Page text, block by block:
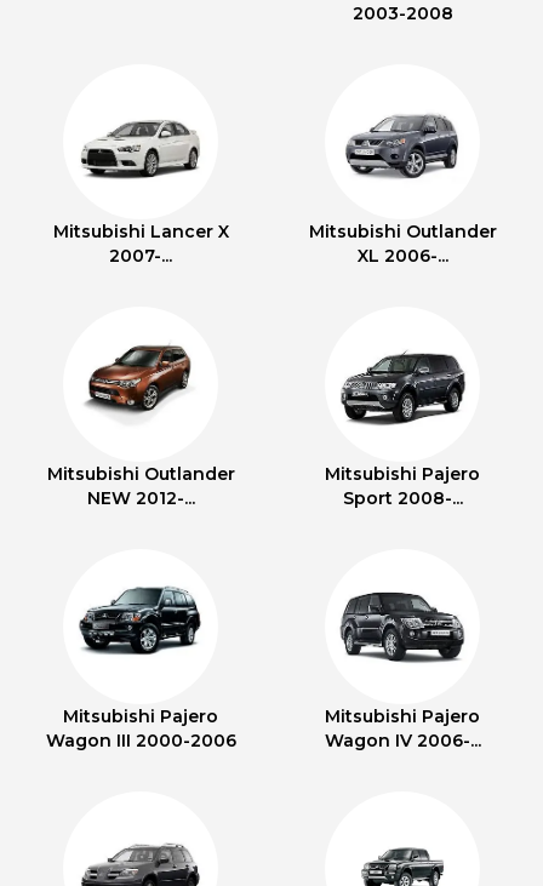
2003-2008
Mitsubishi Lancer X
2007-...
Mitsubishi Outlander
XL 2006-...
Mitsubishi Outlander
NEW 2012-...
Mitsubishi Pajero
Sport 2008-...
Mitsubishi Pajero
Wagon III 2000-2006
Mitsubishi Pajero
Wagon IV 2006-...